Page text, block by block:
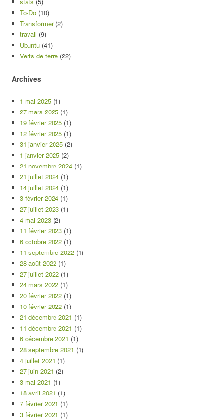
To-Do (10)
Transformer(2)
travail (9)
Ubuntu (41)
Verts de terre (22)
Archives
1 mai 2025 (1)
27 mars 2025 (1)
19 février 2025 (1)
12 février 2025 (1)
31 janvier 2025 (2)
1 janvier 2025 (2)
21 novembre 2024 (1)
21 juillet 2024 (1)
14 juillet 2024 (1)
3 février 2024 (1)
27 juillet 2023 (1)
4 mai 2023 (2)
11 février 2023 (1)
6 octobre 2022 (1)
11 septembre 2022 (1)
28 août 2022 (1)
27 juillet 2022 (1)
24 mars 2022 (1)
20 février 2022 (1)
10 février 2022 (1)
21 décembre 2021 (1)
11 décembre 2021 (1)
6 décembre 2021 (1)
28 septembre 2021 (1)
4 juillet 2021 (1)
27 juin 2021 (2)
3 mai 2021 (1)
18 avril 2021 (1)
7 février 2021 (1)
3 février 2021 (1)